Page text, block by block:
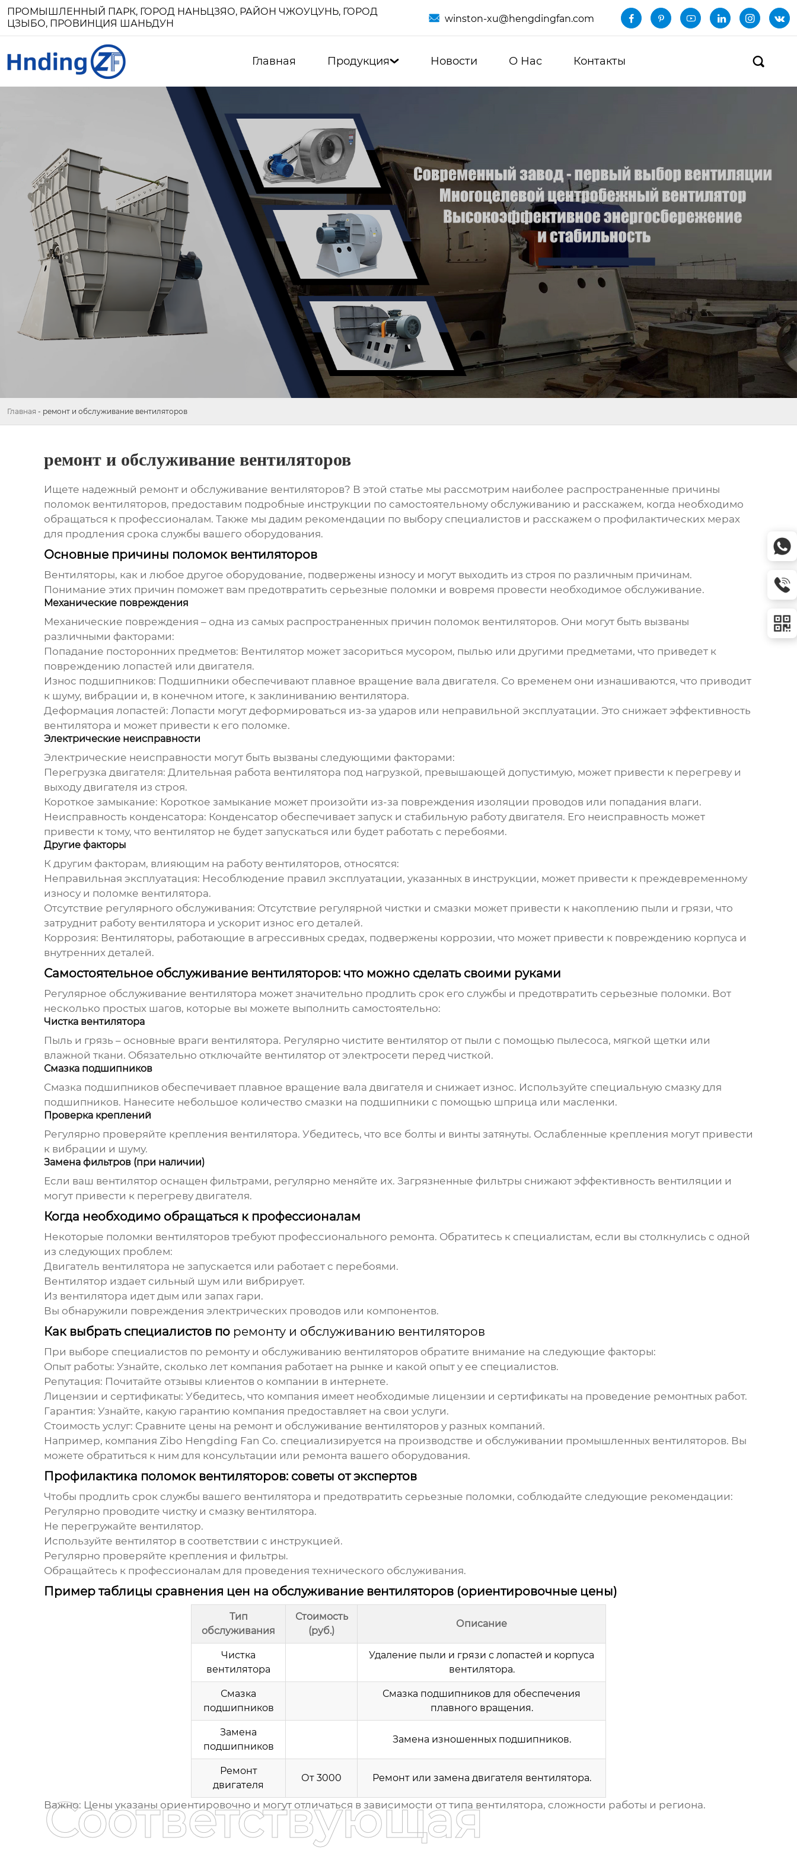
ПРОМЫШЛЕННЫЙ ПАРК, ГОРОД НАНЬЦЗЯО, РАЙОН ЧЖОУЦУНЬ, ГОРОД
ЦЗЫБО, ПРОВИНЦИЯ ШАНЬДУН
 winston-xu@hengdingfan.com      
Главная Продукция Новости О Нас Контакты 
Главная - ремонт и обслуживание вентиляторов
ремонт и обслуживание вентиляторов
Ищете надежный ремонт и обслуживание вентиляторов? В этой статье мы рассмотрим наиболее распространенные причины
поломок вентиляторов, предоставим подробные инструкции по самостоятельному обслуживанию и расскажем, когда необходимо
обращаться к профессионалам. Также мы дадим рекомендации по выбору специалистов и расскажем о профилактических мерах
для продления срока службы вашего оборудования.
Основные причины поломок вентиляторов
Вентиляторы, как и любое другое оборудование, подвержены износу и могут выходить из строя по различным причинам.
Понимание этих причин поможет вам предотвратить серьезные поломки и вовремя провести необходимое обслуживание.
Механические повреждения
Механические повреждения – одна из самых распространенных причин поломок вентиляторов. Они могут быть вызваны
различными факторами:
Попадание посторонних предметов: Вентилятор может засориться мусором, пылью или другими предметами, что приведет к
повреждению лопастей или двигателя.
Износ подшипников: Подшипники обеспечивают плавное вращение вала двигателя. Со временем они изнашиваются, что приводит
к шуму, вибрации и, в конечном итоге, к заклиниванию вентилятора.
Деформация лопастей: Лопасти могут деформироваться из-за ударов или неправильной эксплуатации. Это снижает эффективность
вентилятора и может привести к его поломке.
Электрические неисправности
Электрические неисправности могут быть вызваны следующими факторами:
Перегрузка двигателя: Длительная работа вентилятора под нагрузкой, превышающей допустимую, может привести к перегреву и
выходу двигателя из строя.
Короткое замыкание: Короткое замыкание может произойти из-за повреждения изоляции проводов или попадания влаги.
Неисправность конденсатора: Конденсатор обеспечивает запуск и стабильную работу двигателя. Его неисправность может
привести к тому, что вентилятор не будет запускаться или будет работать с перебоями.
Другие факторы
К другим факторам, влияющим на работу вентиляторов, относятся:
Неправильная эксплуатация: Несоблюдение правил эксплуатации, указанных в инструкции, может привести к преждевременному
износу и поломке вентилятора.
Отсутствие регулярного обслуживания: Отсутствие регулярной чистки и смазки может привести к накоплению пыли и грязи, что
затруднит работу вентилятора и ускорит износ его деталей.
Коррозия: Вентиляторы, работающие в агрессивных средах, подвержены коррозии, что может привести к повреждению корпуса и
внутренних деталей.
Самостоятельное обслуживание вентиляторов: что можно сделать своими руками
Регулярное обслуживание вентилятора может значительно продлить срок его службы и предотвратить серьезные поломки. Вот
несколько простых шагов, которые вы можете выполнить самостоятельно:
Чистка вентилятора
Пыль и грязь – основные враги вентилятора. Регулярно чистите вентилятор от пыли с помощью пылесоса, мягкой щетки или
влажной ткани. Обязательно отключайте вентилятор от электросети перед чисткой.
Смазка подшипников
Смазка подшипников обеспечивает плавное вращение вала двигателя и снижает износ. Используйте специальную смазку для
подшипников. Нанесите небольшое количество смазки на подшипники с помощью шприца или масленки.
Проверка креплений
Регулярно проверяйте крепления вентилятора. Убедитесь, что все болты и винты затянуты. Ослабленные крепления могут привести
к вибрации и шуму.
Замена фильтров (при наличии)
Если ваш вентилятор оснащен фильтрами, регулярно меняйте их. Загрязненные фильтры снижают эффективность вентиляции и
могут привести к перегреву двигателя.
Когда необходимо обращаться к профессионалам
Некоторые поломки вентиляторов требуют профессионального ремонта. Обратитесь к специалистам, если вы столкнулись с одной
из следующих проблем:
Двигатель вентилятора не запускается или работает с перебоями.
Вентилятор издает сильный шум или вибрирует.
Из вентилятора идет дым или запах гари.
Вы обнаружили повреждения электрических проводов или компонентов.
Как выбрать специалистов по ремонту и обслуживанию вентиляторов
При выборе специалистов по ремонту и обслуживанию вентиляторовобратите внимание на следующие факторы:
Опыт работы: Узнайте, сколько лет компания работает на рынке и какой опыт у ее специалистов.
Репутация: Почитайте отзывы клиентов о компании в интернете.
Лицензии и сертификаты: Убедитесь, что компания имеет необходимые лицензии и сертификаты на проведение ремонтных работ.
Гарантия: Узнайте, какую гарантию компания предоставляет на свои услуги.
Стоимость услуг: Сравните цены на ремонт и обслуживание вентиляторову разных компаний.
Например, компания Zibo Hengding Fan Co. специализируется на производстве и обслуживании промышленных вентиляторов. Вы
можете обратиться к ним для консультации или ремонта вашего оборудования.
Профилактика поломок вентиляторов: советы от экспертов
Чтобы продлить срок службы вашего вентилятора и предотвратить серьезные поломки, соблюдайте следующие рекомендации:
Регулярно проводите чистку и смазку вентилятора.
Не перегружайте вентилятор.
Используйте вентилятор в соответствии с инструкцией.
Регулярно проверяйте крепления и фильтры.
Обращайтесь к профессионалам для проведения технического обслуживания.
Пример таблицы сравнения цен на обслуживание вентиляторов (ориентировочные цены)
Тип
обслуживания
Стоимость
(руб.)
Описание
Чистка
вентилятора
Удаление пыли и грязи с лопастей и корпуса
вентилятора.
Смазка
подшипников
Смазка подшипников для обеспечения
плавного вращения.
Замена
подшипников
Замена изношенных подшипников.
Ремонт
двигателя
От 3000 Ремонт или замена двигателя вентилятора.
Важно: Цены указаны ориентировочно и могут отличаться в зависимости от типа вентилятора, сложности работы и региона.
Соответствующая